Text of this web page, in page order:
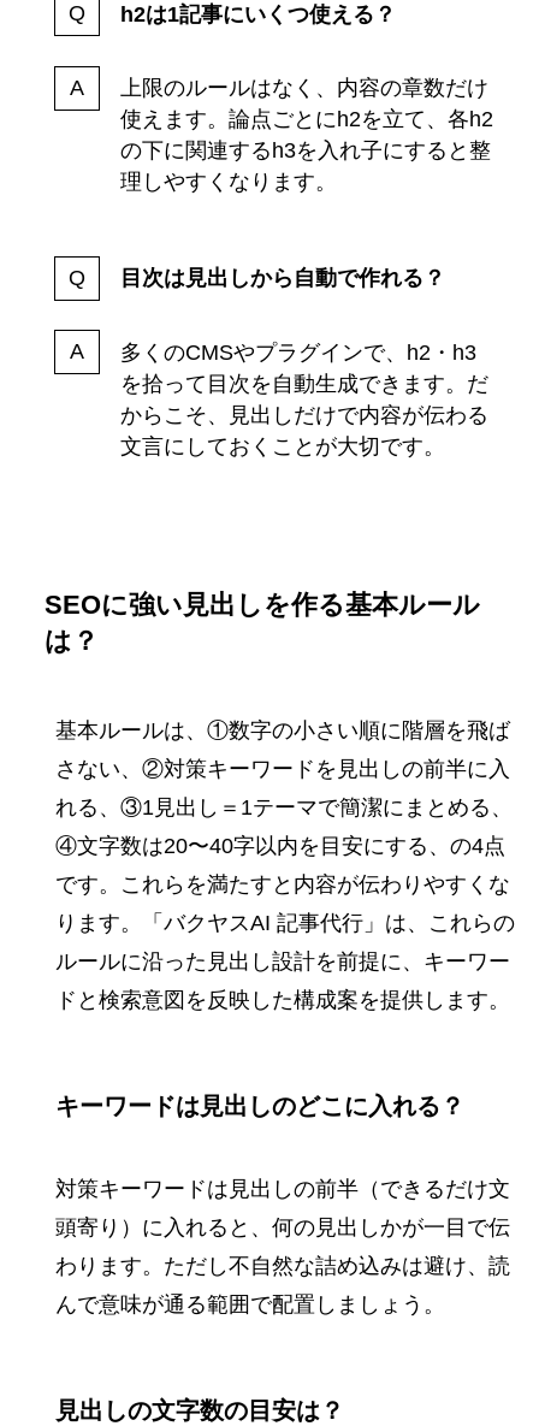
h2は1記事にいくつ使える？
上限のルールはなく、内容の章数だけ
使えます。論点ごとにh2を立て、各h2
の下に関連するh3を入れ子にすると整
理しやすくなります。
目次は見出しから自動で作れる？
多くのCMSやプラグインで、h2・h3
を拾って目次を自動生成できます。だ
からこそ、見出しだけで内容が伝わる
文言にしておくことが大切です。
SEOに強い見出しを作る基本ルール
は？
基本ルールは、①数字の小さい順に階層を飛ば
さない、②対策キーワードを見出しの前半に入
れる、③1見出し＝1テーマで簡潔にまとめる、
④文字数は20〜40字以内を目安にする、の4点
です。これらを満たすと内容が伝わりやすくな
ります。「バクヤスAI 記事代行」は、これらの
ルールに沿った見出し設計を前提に、キーワー
ドと検索意図を反映した構成案を提供します。
キーワードは見出しのどこに入れる？
対策キーワードは見出しの前半（できるだけ文
頭寄り）に入れると、何の見出しかが一目で伝
わります。ただし不自然な詰め込みは避け、読
んで意味が通る範囲で配置しましょう。
見出しの文字数の目安は？